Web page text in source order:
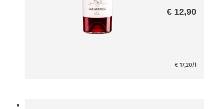
€12,90
€ 17,20/l